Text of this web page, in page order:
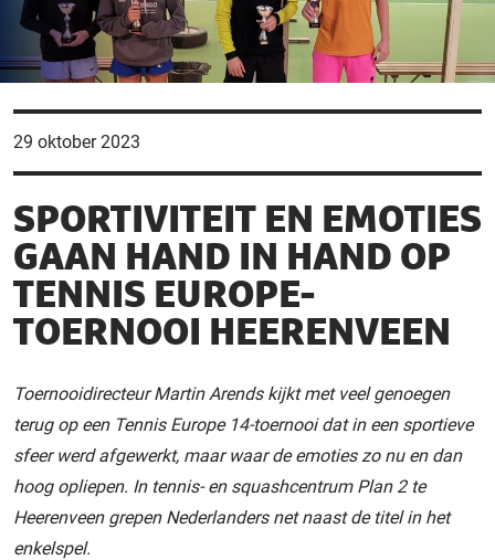
29 oktober 2023
SPORTIVITEIT EN EMOTIES
GAAN HAND IN HAND OP
TENNIS EUROPE-
TOERNOOI HEERENVEEN
Toernooidirecteur Martin Arends kijkt met veel genoegen
terug op een Tennis Europe 14-toernooi dat in een sportieve
sfeer werd afgewerkt, maar waar de emoties zo nu en dan
hoog opliepen. In tennis- en squashcentrum Plan 2 te
Heerenveen grepen Nederlanders net naast de titel in het
enkelspel.